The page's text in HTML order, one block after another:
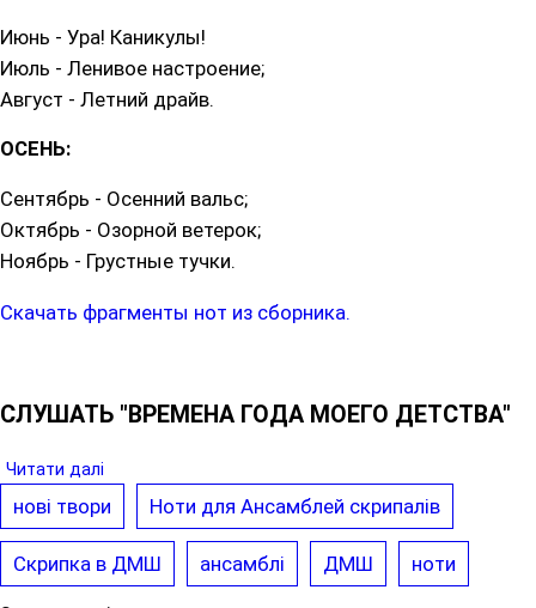
Июнь - Ура! Каникулы!
Июль - Ленивое настроение;
Август - Летний драйв.
ОСЕНЬ:
Сентябрь - Осенний вальс;
Октябрь - Озорной ветерок;
Ноябрь - Грустные тучки.
Скачать фрагменты нот из сборника.
СЛУШАТЬ "ВРЕМЕНА ГОДА МОЕГО ДЕТСТВА"
Читати далі
нові твори Ноти для Ансамблей скрипалів
Скрипка в ДМШ ансамблі ДМШ ноти